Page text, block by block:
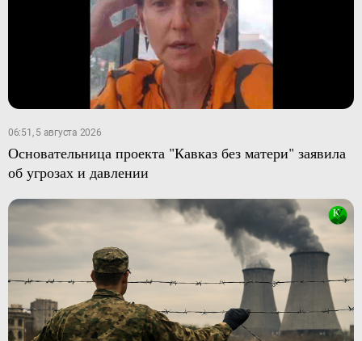
06:51, 5 августа 2026
Основательница проекта "Кавказ без матери" заявила
об угрозах и давлении